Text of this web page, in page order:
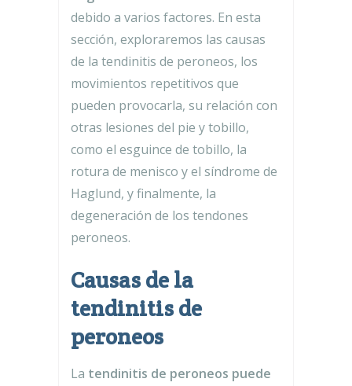
debido a varios factores. En esta
sección, exploraremos las causas
de la tendinitis de peroneos, los
movimientos repetitivos que
pueden provocarla, su relación con
otras lesiones del pie y tobillo,
como el esguince de tobillo, la
rotura de menisco y el síndrome de
Haglund, y finalmente, la
degeneración de los tendones
peroneos.
Causas de la
tendinitis de
peroneos
La tendinitis de peroneos puede